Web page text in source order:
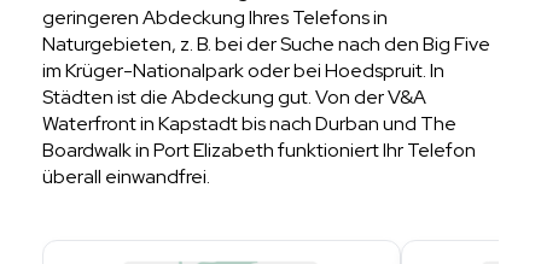
geringeren Abdeckung Ihres Telefons in
Naturgebieten, z. B. bei der Suche nach den Big Five
im Krüger-Nationalpark oder bei Hoedspruit. In
Städten ist die Abdeckung gut. Von der V&A
Waterfront in Kapstadt bis nach Durban und The
Boardwalk in Port Elizabeth funktioniert Ihr Telefon
überall einwandfrei.